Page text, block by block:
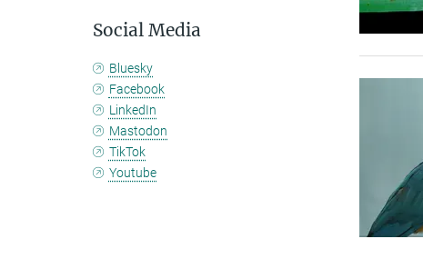
Social Media
Bluesky
Facebook
LinkedIn
Mastodon
TikTok
Youtube